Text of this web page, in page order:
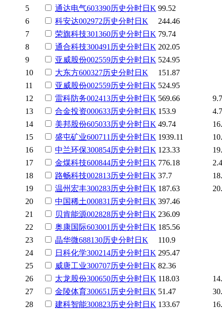
5
通达电气603390历史分时日K 99.52
6
科安达002972历史分时日K
244.46
7
荣旗科技301360历史分时日K 79.74
8
通合科技300491 历史分时日K 202.05
9
亚威股份002559历史分时日K 524.95
10
大东方600327历史分时日K
151.87
11
亚威股份002559历史分时日K 524.95
12
雷科防务002413历史分时日K 569.66
13
合金投资000633历史分时日K 153.9
14
美邦股份605033历史分时日K 49.74
15
盛屯矿业600711 历史分时日K 1939.11
16
中兰环保300854历史分时日K 123.33
17
金煤科技600844历史分时日K 776.18
18
路畅科技002813历史分时日K 37.7
19
温州宏丰300283历史分时日K 187.63
20
中国稀土000831 历史分时日K 397.46
21
贝肯能源002828历史分时日K 236.09
22
奥康国际603001 历史分时日K 185.56
23
晶华微688130历史分时日K
110.9
24
日科化学300214历史分时日K 295.47
25
威唐工业300707历史分时日K 82.36
26
太龙股份300650历史分时日K 118.03
27
金陵体育300651 历史分时日K 51.47
28
建科智能300823历史分时日K 133.67